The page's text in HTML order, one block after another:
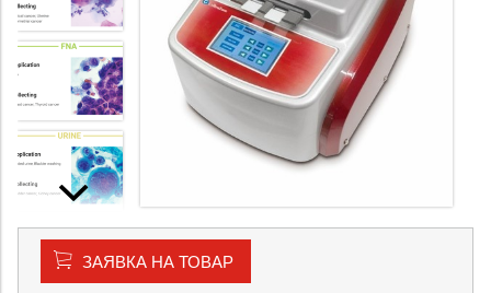
ЗАЯВКА НА ТОВАР